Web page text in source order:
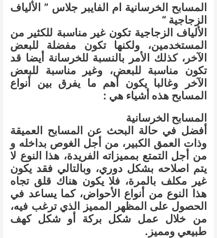
المسابح الخرسانية ام الفايبر جلاس ” الألياف
الزجاجية “
الألياف الزجاجية تكون غير مناسبة للكثير من
المستخدمين، ولكنها تكون مفضلة للبعض
الآخر، كذلك الأمر بالنسبة للخرسانة أيضا قد
تكون مناسبة للبعض، وغير مناسبة للبعض
الآخر وغالبا يكون أهم ما يفرق بين أنواع
المسابح هذه أشياء هي :
المسابح الخرسانية
أفضل في حالة البحث عن المسابح العميقة
وذات العمق الكبير، من أجل الغوص بداخله و
من أجل التمتع بمميزاته الفريدة، هذا النوع لا
يتم اصلاحه بشكل دوري، وبالتالي فقد يكون
غير مكلف بالمرة، فلا يكون هناك قلق تجاه
هذا النوع من أنواع الأحواض، كما يساعد في
الحصول على المظهر المميز الذي ترغب فيه،
من خلال عمل شكل بركة أو شكل كهف
طبيعي ومميز.